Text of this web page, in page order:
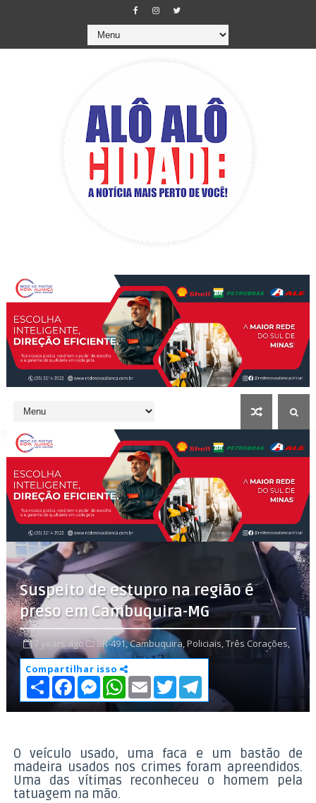
Suspeito de estupro na região é
preso em Cambuquira-MG
7 years ago BR-491,Cambuquira,Policiais,Três Corações,
Compartilhar isso
S
h
a
r
F
c
e
o
k
M
e
s
s
g
e
r
W
h
a
t
p
p
E
m
a
i
T
w
i
t
r
T
l
e
a
m
O veículo usado, uma faca e um bastão de
madeira usados nos crimes foram apreendidos.
Uma das vítimas reconheceu o homem pela
tatuagem na mão.